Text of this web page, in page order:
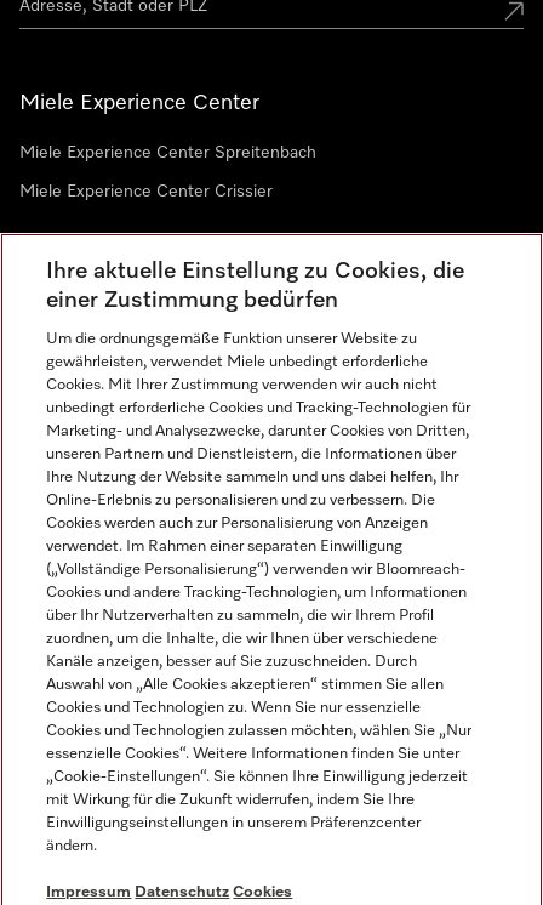
Miele Experience Center
Miele Experience Center Spreitenbach
Miele Experience Center Crissier
Newsletter
Sprache
DEUTSCH
Impressum
Datenschutz
Miele auf YoutubeMiele auf Instagram
Miele auf Facebook
Miele auf LinkedInMiele auf LinkedIn
Ihre aktuelle Einstellung zu Cookies, die
einer Zustimmung bedürfen
Um die ordnungsgemäße Funktion unserer Website zu
gewährleisten, verwendet Miele unbedingt erforderliche
Cookies. Mit Ihrer Zustimmung verwenden wir auch nicht
unbedingt erforderliche Cookies und Tracking-Technologien für
Marketing- und Analysezwecke, darunter Cookies von Dritten,
unseren Partnern und Dienstleistern, die Informationen über
Ihre Nutzung der Website sammeln und uns dabei helfen, Ihr
Online-Erlebnis zu personalisieren und zu verbessern. Die
Cookies werden auch zur Personalisierung von Anzeigen
verwendet. Im Rahmen einer separaten Einwilligung
(„Vollständige Personalisierung“) verwenden wir Bloomreach-
Cookies und andere Tracking-Technologien, um Informationen
über Ihr Nutzerverhalten zu sammeln, die wir Ihrem Profil
zuordnen, um die Inhalte, die wir Ihnen über verschiedene
Kanäle anzeigen, besser auf Sie zuzuschneiden. Durch
Auswahl von „Alle Cookies akzeptieren“ stimmen Sie allen
Cookies und Technologien zu. Wenn Sie nur essenzielle
Cookies und Technologien zulassen möchten, wählen Sie „Nur
essenzielle Cookies“. Weitere Informationen finden Sie unter
„Cookie-Einstellungen“. Sie können Ihre Einwilligung jederzeit
mit Wirkung für die Zukunft widerrufen, indem Sie Ihre
Einwilligungseinstellungen in unserem Präferenzcenter
ändern.
Impressum Datenschutz Cookies